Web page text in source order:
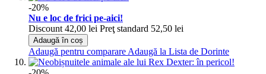
-20%
Nu e loc de frici pe-aici!
Discount 42,00 lei Preţ standard 52,50 lei
Adaugă în coș
Adaugă pentru comparare Adaugă la Lista de Dorinte